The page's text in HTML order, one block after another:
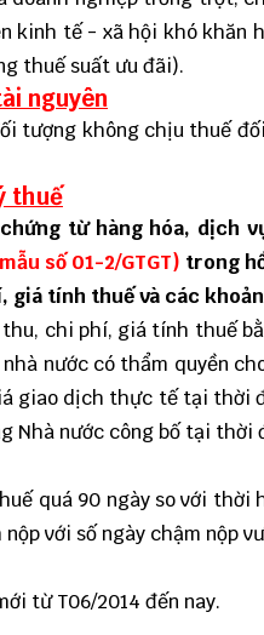
kinh tế - xã hội khó khăn
thuế suất ưu đãi).
nguyên
tượng không chịu thuế
thuế
từ hàng hóa, dịch
số 01-2/GTGT) trong
tính thuế và các
chi phí, giá tính thuế
nước có thẩm quyền
giao dịch thực tế tại thời
Nhà nước công bố tại thời
quá 90 ngày so với
với số ngày chậm nộp
từ T06/2014 đến nay.